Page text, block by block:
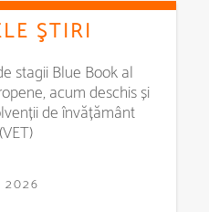
ŞTIRI
stagii Blue Book al
acum deschis și
de învățământ
2026